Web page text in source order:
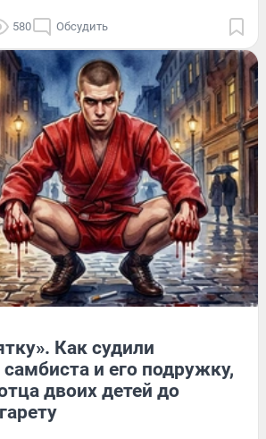
580 Обсудить
Как судили
и его подружку,
двоих детей до